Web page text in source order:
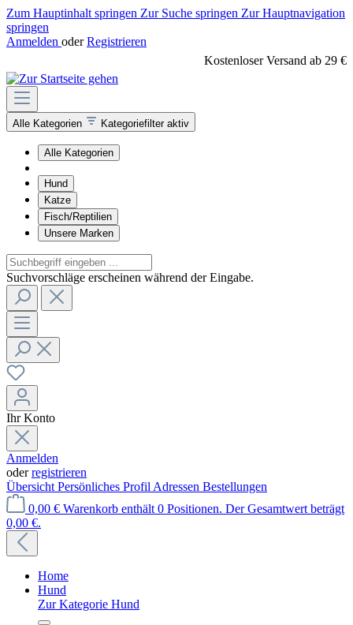
Zum Hauptinhalt springen Zur Suche springen Zur Hauptnavigation
springen
Anmelden oder Registrieren
Kostenloser Versand ab 29 €
Alle Kategorien Kategoriefilter aktiv
Alle Kategorien
Hund
Katze
Fisch/Reptilien
Unsere Marken
Suchvorschläge erscheinen während der Eingabe.
Ihr Konto
Anmelden
oderregistrieren
Übersicht Persönliches Profil Adressen Bestellungen
0,00 € Warenkorb enthält 0 Positionen. Der Gesamtwert beträgt
0,00 €.
Home
Hund
Zur Kategorie Hund